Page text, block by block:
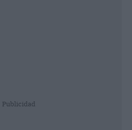
Publicidad